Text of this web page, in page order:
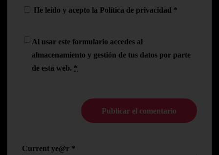
He leído y acepto la Política de privacidad *
Al usar este formulario accedes al
almacenamiento y gestión de tus datos por parte
de esta web. *
Current ye@r *